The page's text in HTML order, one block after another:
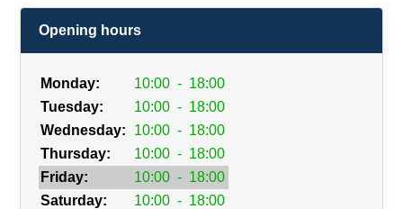
Opening hours
Monday: 10:00 - 18:00
Tuesday:
10:00 - 18:00
Wednesday:
10:00 - 18:00
Thursday:
10:00 - 18:00
Friday:
10:00 - 18:00
Saturday:
10:00 - 18:00